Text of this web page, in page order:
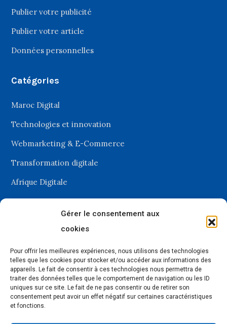
Gérer le consentement aux
cookies
Pour offrir les meilleures expériences, nous utilisons des technologies
telles que les cookies pour stocker et/ou accéder aux informations des
appareils. Le fait de consentir à ces technologies nous permettra de
traiter des données telles que le comportement de navigation ou les ID
uniques sur ce site. Le fait de ne pas consentir ou de retirer son
consentement peut avoir un effet négatif sur certaines caractéristiques
et fonctions.
Publier votre publicité
Publier votre article
Données personnelles
Catégories
Maroc Digital
Technologies et innovation
Webmarketing & E-Commerce
Transformation digitale
Afrique Digitale
Recevez les dernières
actualités du digital
Selons les nouveautés, nos envois sont de 1 à 4 newsletters par mois.